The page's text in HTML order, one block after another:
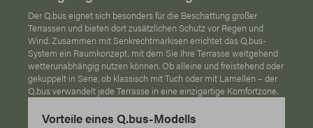
Der Q.bus eignet sich besonders für die Beschattung großer
Terrassen und bieten dort zusätzlichen Schutz vor Regen und
Wind. Zusammen mit Senkrechtmarkisen errichtet das Q.bus-
System ein Raumkonzept, mit dem Sie Ihre Terrasse weitgehend
wetterunabhängig nutzen können. Ob alleine und freistehend oder
gekuppelt in Serie, ob klassisch mit Tuch oder mit Lamellen – der
Q.bus verwandelt jede Terrasse in eine einzigartige Komfortzone.
Vorteile eines Q.bus-Modells